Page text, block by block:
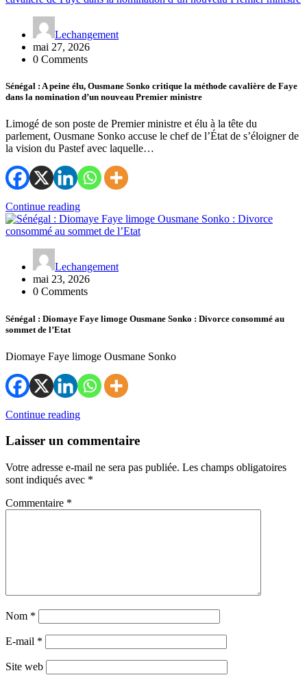
Lechangement
mai 27, 2026
0 Comments
Sénégal : A peine élu, Ousmane Sonko critique la méthode cavalière de Faye
dans la nomination d’un nouveau Premier ministre
Limogé de son poste de Premier ministre et élu à la tête du
parlement, Ousmane Sonko accuse le chef de l’État de s’éloigner de
la vision du Pastef avec laquelle…
Continue reading
Lechangement
mai 23, 2026
0 Comments
Sénégal : Diomaye Faye limoge Ousmane Sonko : Divorce consommé au
sommet de l’Etat
Diomaye Faye limoge Ousmane Sonko
Continue reading
Laisser un commentaire
Votre adresse e-mail ne sera pas publiée. Les champs obligatoires
sont indiqués avec *
Commentaire *
Nom *
E-mail *
Site web